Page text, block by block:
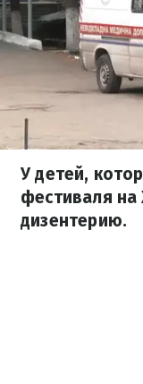
У детей,
фестиваля
дизентерию.